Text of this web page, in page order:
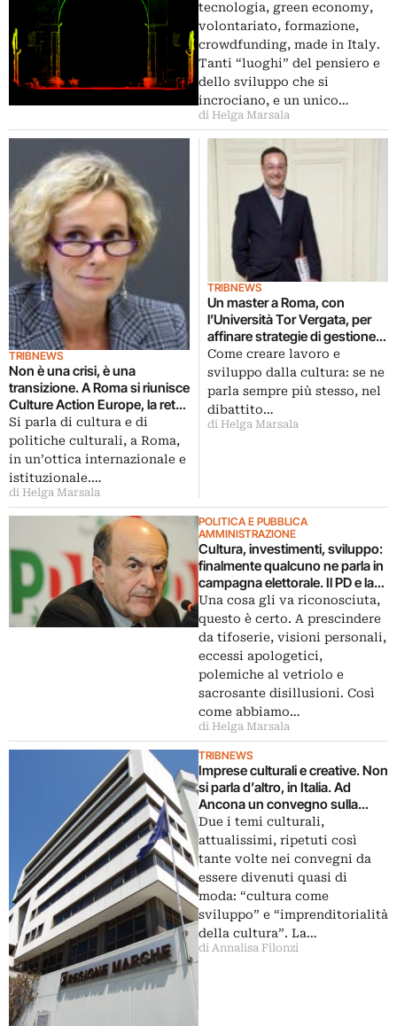
sviluppo. Tra politiche
istituzionali e strategie
d’impresa
tecnologia, green economy,
volontariato, formazione,
crowdfunding, made in Italy.
Tanti “luoghi” del pensiero e
dello sviluppo che si
incrociano, e un unico…
di Helga Marsala
TRIBNEWS
Non è una crisi, è una
transizione. A Roma si riunisce
Culture Action Europe, la rete
delle associazioni culturali
europee. Per un modello
sociale sostenibile e un
indirizzo politico comune
Si parla di cultura e di
politiche culturali, a Roma,
in un’ottica internazionale e
istituzionale.…
di Helga Marsala
TRIBNEWS
Un master a Roma, con
l’Università Tor Vergata, per
affinare strategie di gestione
dei beni culturali. Percorsi di
formazione, tra politica,
economia e management
della cultura
Come creare lavoro e
sviluppo dalla cultura: se ne
parla sempre più stesso, nel
dibattito…
di Helga Marsala
POLITICA E PUBBLICA
AMMINISTRAZIONE
Cultura, investimenti, sviluppo:
finalmente qualcuno ne parla in
campagna elettorale. Il PD e la
sua ricetta per l’arte
contemporanea. Tutto fumo o
anche un po’ di sostanza?
Una cosa gli va riconosciuta,
questo è certo. A prescindere
da tifoserie, visioni personali,
eccessi apologetici,
polemiche al vetriolo e
sacrosante disillusioni. Così
come abbiamo…
di Helga Marsala
TRIBNEWS
Imprese culturali e creative. Non
si parla d’altro, in Italia. Ad
Ancona un convegno sulla
programmazione “Europa
2020” nelle Marche. Ad aprire
c’è, immancabile, Pier Luigi
Sacco
Due i temi culturali,
attualissimi, ripetuti così
tante volte nei convegni da
essere divenuti quasi di
moda: “cultura come
sviluppo” e “imprenditorialità
della cultura”. La…
di Annalisa Filonzi